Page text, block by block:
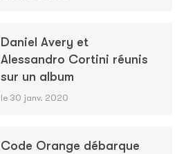
Daniel Avery et
Alessandro Cortini réunis
sur un album
le 30 janv. 2020
Code Orange débarque